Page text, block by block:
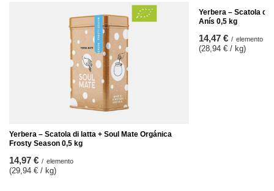
Yerbera – Scatola di latta + Soul Mate Orgánica
Frosty Season 0,5 kg
14,97 € / elemento
(29,94 € / kg)
Yerbera – Scatola di
Anís 0,5 kg
14,47 € / elemento
(28,94 € / kg)